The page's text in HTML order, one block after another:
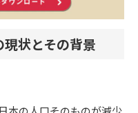
状とその背景